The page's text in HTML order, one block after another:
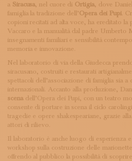
a Siracusa, nel cuore di Ortigia, dove
famiglia la tradizione dell’Opera dei Pupi.
copioni recitati ad alta voce, ha ereditato la
Vaccaro e la manualità dal padre Umberto
insegnamenti familiari e sensibilità
memoria e innovazione.
Nel laboratorio di via della Giudecca
siracusano, costruiti e restaurati
spettacoli dell’associazione di famiglia sia
internazionali. Accanto alla produzione,
scenadell’Opera dei Pupi, con un teatro
consente di portare in scena il ciclo
tragedie e opere shakespeariane, grazie
attori di rilievo.
Il laboratorio è anche luogo di esperienza e
workshop sulla costruzione delle
offrendo al pubblico la possibilità di